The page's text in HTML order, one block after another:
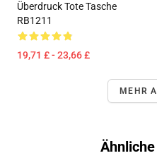
Überdruck Tote Tasche
RB1211
19,71 £ - 23,66 £
MEHR